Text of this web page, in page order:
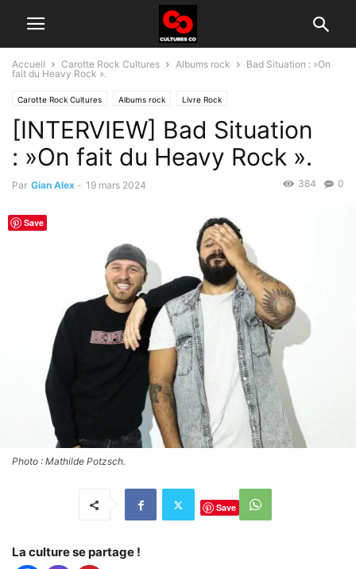
Accueil Carotte Rock Cultures Albums rock
Bad Situation : »On
fait du Heavy Rock ».
Carotte Rock Cultures Albums rock Livre Rock
Groupes rock d'aujourd'hui Interview
[INTERVIEW] Bad Situation
: »On fait du Heavy Rock ».
Par Gian Alex - 19 mars 2024 0
384
Photo : Mathilde Potzsch.
Save
La culture se partage !
Save